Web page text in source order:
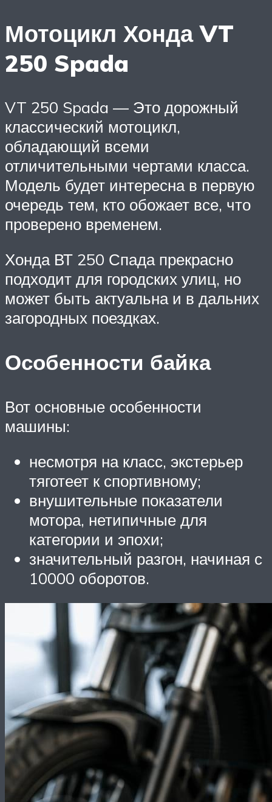
Мотоцикл Хонда VT
250 Spada
VT 250 Spada — Это дорожный
классический мотоцикл,
обладающий всеми
отличительными чертами класса.
Модель будет интересна в первую
очередь тем, кто обожает все, что
проверено временем.
Хонда ВТ 250 Спада прекрасно
подходит для городских улиц, но
может быть актуальна и в дальних
загородных поездках.
Особенности байка
Вот основные особенности
машины:
несмотря на класс, экстерьер
тяготеет к спортивному;
внушительные показатели
мотора, нетипичные для
категории и эпохи;
значительный разгон, начиная с
10000 оборотов.